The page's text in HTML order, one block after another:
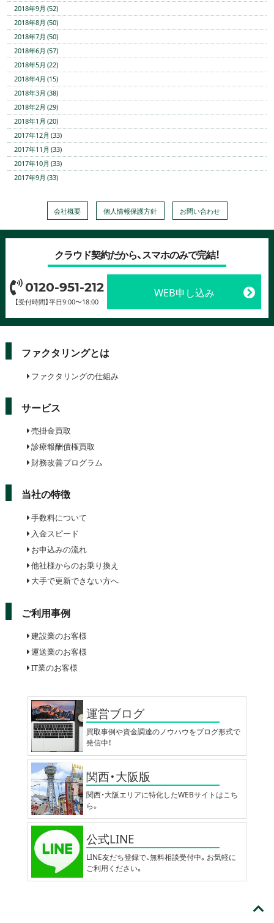
2018年9月 (52)
2018年8月 (50)
2018年7月 (50)
2018年6月 (57)
2018年5月 (22)
2018年4月 (15)
2018年3月 (38)
2018年2月 (29)
2018年1月 (20)
2017年12月 (33)
2017年11月 (33)
2017年10月 (33)
2017年9月 (33)
会社概要 個人情報保護方針 お問い合わせ
クラウド契約だから、スマホのみで完結！
0120-951-212
【受付時間】平日9:00〜18:00
WEB申し込み
ファクタリングとは
ファクタリングの仕組み
サービス
売掛金買取
診療報酬債権買取
財務改善プログラム
当社の特徴
手数料について
入金スピード
お申込みの流れ
他社様からのお乗り換え
大手で更新できない方へ
ご利用事例
建設業のお客様
運送業のお客様
IT業のお客様
運営ブログ
買取事例や資金調達のノウハウをブログ形式で
発信中！
関西・大阪版
関西・大阪エリアに特化したWEBサイトはこち
ら。
公式LINE
LINE友だち登録で、無料相談受付中。お気軽に
ご利用ください。